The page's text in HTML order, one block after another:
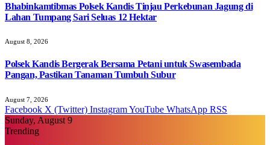
Bhabinkamtibmas Polsek Kandis Tinjau Perkebunan Jagung di
Lahan Tumpang Sari Seluas 12 Hektar
August 8, 2026
Polsek Kandis Bergerak Bersama Petani untuk Swasembada
Pangan, Pastikan Tanaman Tumbuh Subur
August 7, 2026
Facebook X (Twitter) InstagramYouTube WhatsApp RSS
Sunday, August 9
Trending